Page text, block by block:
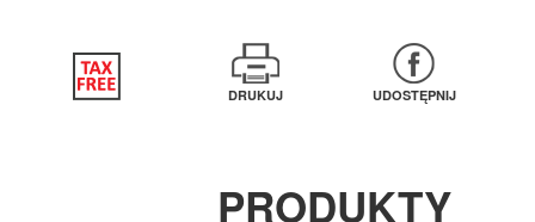
DRUKUJ UDOSTĘPNIJ
PRODUKTY